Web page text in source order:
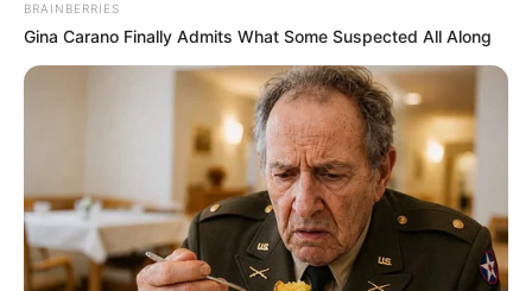
BRAINBERRIES
Gina Carano Finally Admits What Some Suspected All Along